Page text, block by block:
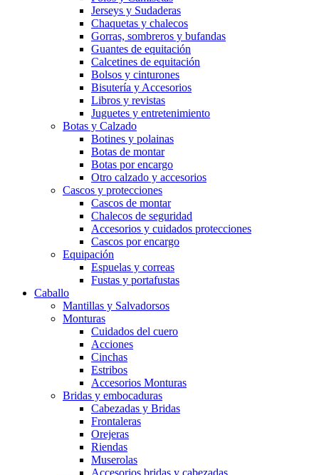
Jerseys y Sudaderas
Chaquetas y chalecos
Gorras, sombreros y bufandas
Guantes de equitación
Calcetines de equitación
Bolsos y cinturones
Bisutería y Accesorios
Libros y revistas
Juguetes y entretenimiento
Botas y Calzado
Botines y polainas
Botas de montar
Botas por encargo
Otro calzado y accesorios
Cascos y protecciones
Cascos de montar
Chalecos de seguridad
Accesorios y cuidados protecciones
Cascos por encargo
Equipación
Espuelas y correas
Fustas y portafustas
Caballo
Mantillas y Salvadorsos
Monturas
Cuidados del cuero
Acciones
Cinchas
Estribos
Accesorios Monturas
Bridas y embocaduras
Cabezadas y Bridas
Frontaleras
Orejeras
Riendas
Muserolas
Accesorios bridas y cabezadas